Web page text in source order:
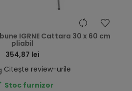
IGRNE Cattara 30 x 60 cm
pliabil
354,87 lei
Citește review-urile
Stoc furnizor